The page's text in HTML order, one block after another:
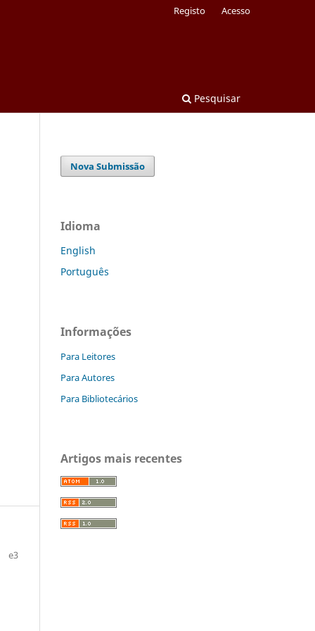
Pesquisar
Registo Acesso
e3
Nova Submissão
Idioma
English
Português
Informações
Para Leitores
Para Autores
Para Bibliotecários
Artigos mais recentes